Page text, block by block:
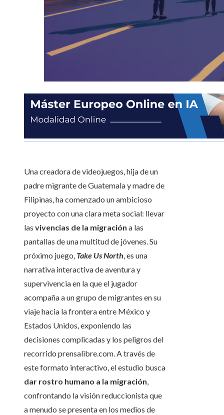
Una creadora de videojuegos, hija de un
padre migrante de Guatemala y madre de
Filipinas, ha comenzado un ambicioso
proyecto con una clara meta social: llevar
las vivencias de la migración a las
pantallas de una multitud de jóvenes. Su
próximo juego, Take Us North, es una
narrativa interactiva de aventura y
supervivencia en la que el jugador
acompaña a un grupo de migrantes en su
viaje hacia la frontera entre México y
Estados Unidos, exponiendo las
decisiones complicadas y los peligros del
recorrido prensalibre.com. A través de
este formato interactivo, el estudio busca
dar rostro humano a la migración,
confrontando la visión reduccionista que
a menudo se presenta en los medios de